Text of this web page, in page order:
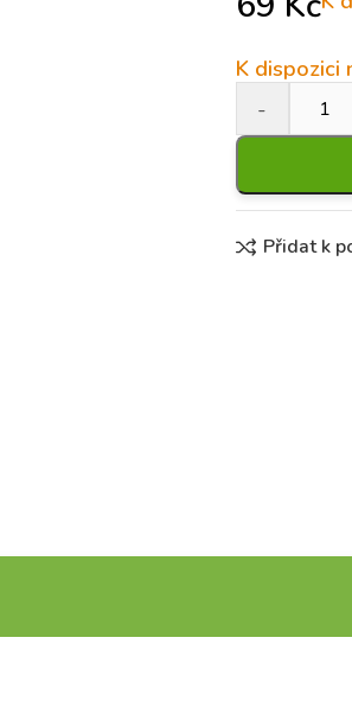
K dispozici
Přidat k